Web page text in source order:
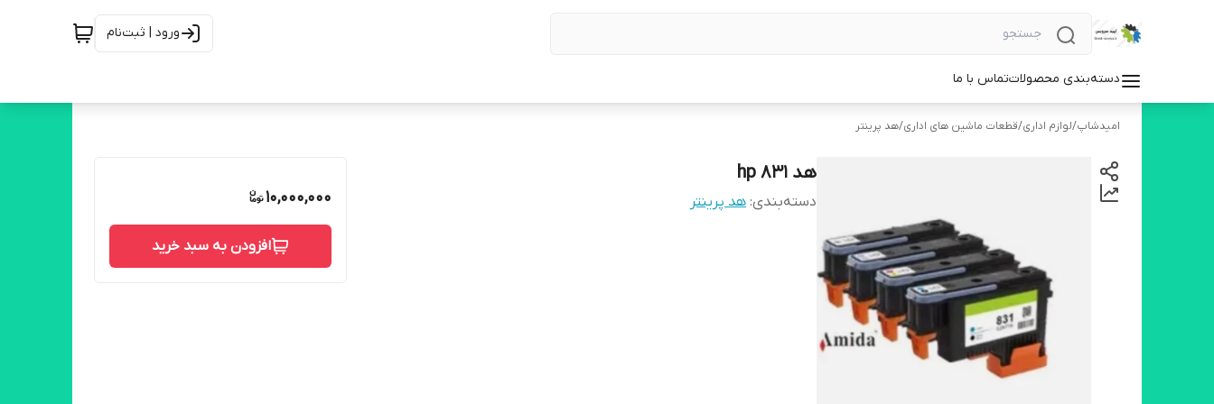
ورود | ثبت‌نام
دسته‌بندی محصولاتتماس با ما
امیدشاپ/لوازم اداری/قطعات ماشین های اداری/هد پرینتر
هد 831 hp
دسته‌بندی: هد پرینتر 10,000,000
افزودن به سبد خرید